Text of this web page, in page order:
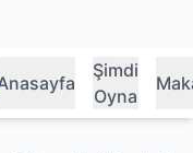
Şimdi
Oyna